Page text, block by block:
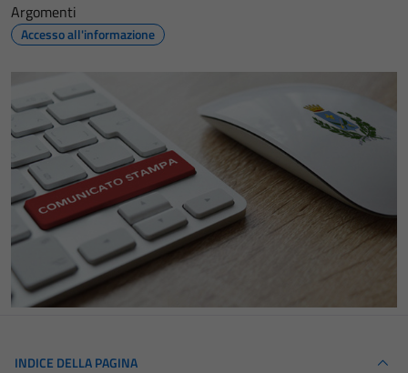
Argomenti
Accesso all'informazione
INDICE DELLA PAGINA